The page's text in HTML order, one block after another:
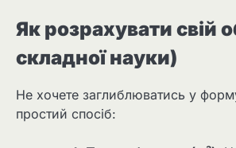
Як розрахувати свій
складної науки)
Не хочете заглиблюватись у
простий спосіб: